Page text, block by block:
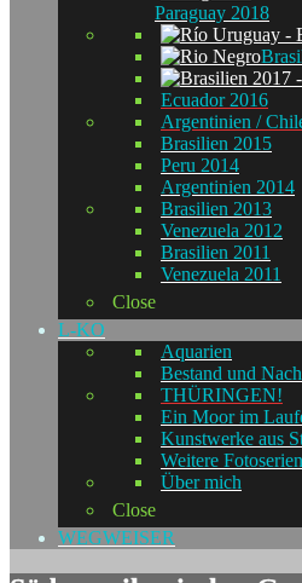
Paraguay 2018
Ecuador 2016
Argentinien /
Brasilien 2015
Peru 2014
Argentinien 2014
Brasilien 2013
Venezuela 2012
Brasilien 2011
Venezuela 2011
Close
L-KO
Aquarien
Bestand und
THÜRINGEN!
Ein Moor im
Kunstwerke aus
Weitere Fotoserien
Über mich
Close
WEGWEISER